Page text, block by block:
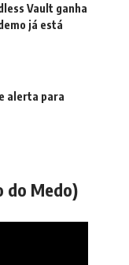
Vault ganha
já está
alerta para
do Medo)